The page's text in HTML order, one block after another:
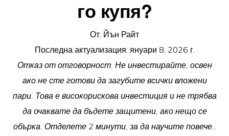
го купя?
От: Йън Райт
Последна актуализация: януари 8, 2026 г.
Отказ от отговорност: Не инвестирайте, освен
ако не сте готови да загубите всички вложени
пари. Това е високорискова инвестиция и не трябва
да очаквате да бъдете защитени, ако нещо се
обърка. Отделете 2 минути, за да научите повече..